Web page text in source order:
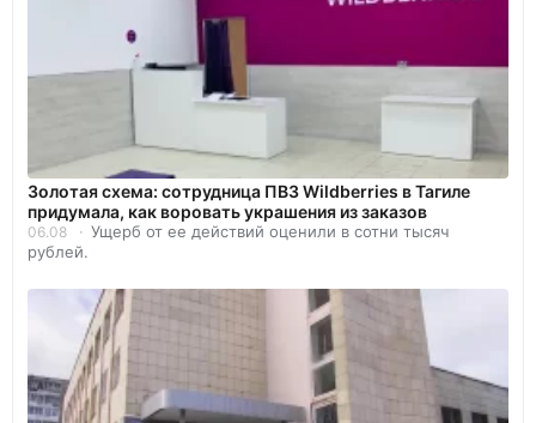
Золотая схема: сотрудница ПВЗ Wildberries в Тагиле
придумала, как воровать украшения из заказов
06.08
Ущерб от ее действий оценили в сотни тысяч
рублей.